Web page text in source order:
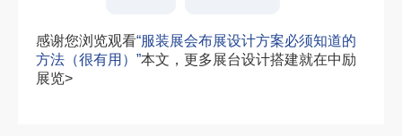
感谢您浏览观看“服装展会布展设计方案必须知道的
方法（很有用）”本文，更多展台设计搭建就在中励
展览>